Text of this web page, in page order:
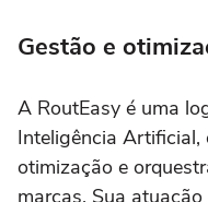
Gestão e
A RoutEasy é uma
Inteligência Artificial,
otimização e